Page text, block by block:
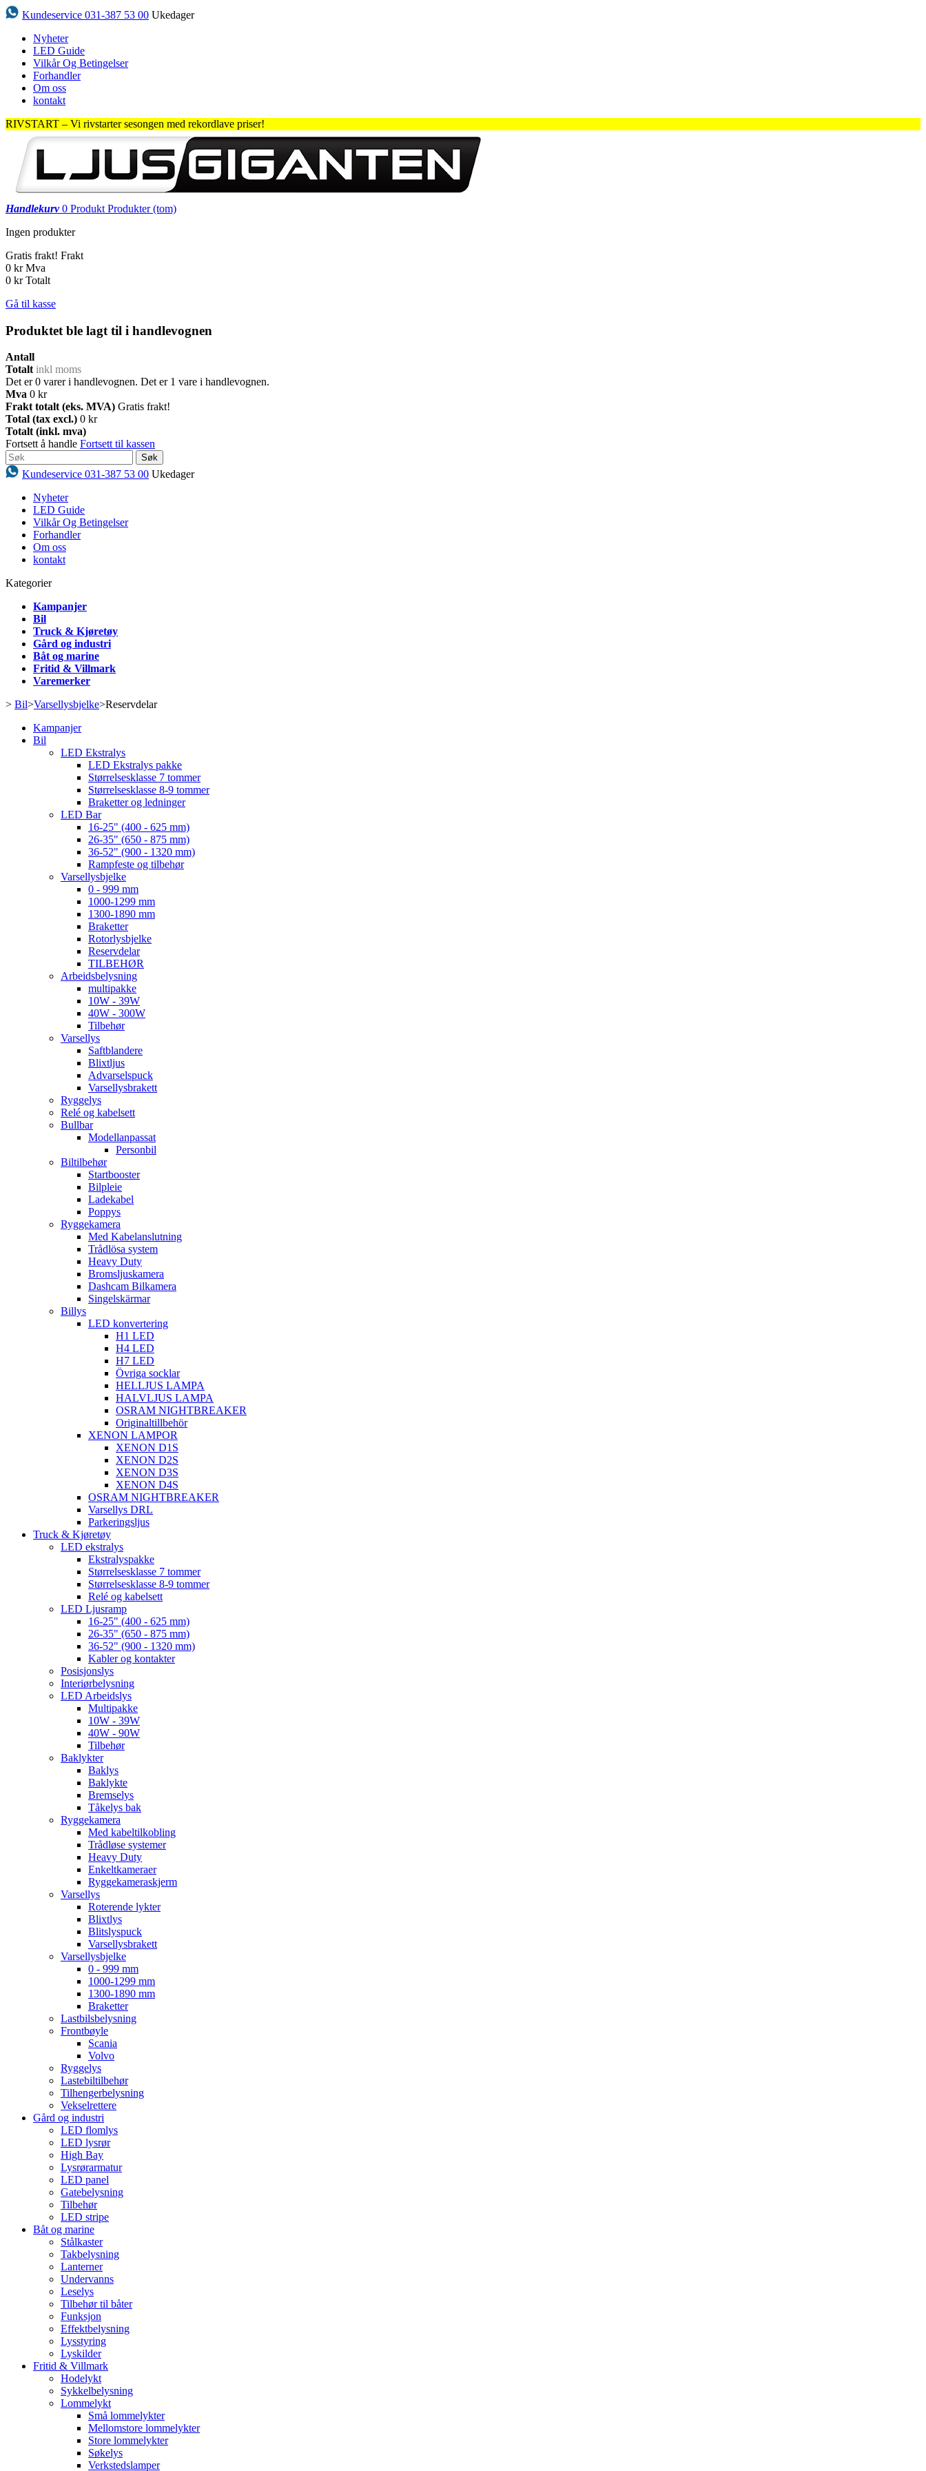
Kundeservice 031-387 53 00 Ukedager
Nyheter
LED Guide
Vilkår Og Betingelser
Forhandler
Om oss
kontakt
RIVSTART – Vi rivstarter sesongen med rekordlave priser!
Handlekurv 0 Produkt Produkter (tom)
Ingen produkter
Gratis frakt! Frakt
0 kr Mva
0 kr Totalt
Gå til kasse
Produktet ble lagt til i handlevognen
Antall
Totalt inkl moms
Det er0 varer i handlevognen. Det er 1 vare i handlevognen.
Mva 0 kr
Frakt totalt (eks. MVA) Gratis frakt!
Total (tax excl.) 0 kr
Totalt (inkl. mva)
Fortsett å handle Fortsett til kassen
Søk
Kundeservice 031-387 53 00 Ukedager
Nyheter
LED Guide
Vilkår Og Betingelser
Forhandler
Om oss
kontakt
Kategorier
Kampanjer
Bil
Truck & Kjøretøy
Gård og industri
Båt og marine
Fritid & Villmark
Varemerker
> Bil>Varsellysbjelke>Reservdelar
Kampanjer
Bil
LED Ekstralys
LED Ekstralys pakke
Størrelsesklasse 7 tommer
Størrelsesklasse 8-9 tommer
Braketter og ledninger
LED Bar
16-25" (400 - 625 mm)
26-35" (650 - 875 mm)
36-52" (900 - 1320 mm)
Rampfeste og tilbehør
Varsellysbjelke
0 - 999 mm
1000-1299 mm
1300-1890 mm
Braketter
Rotorlysbjelke
Reservdelar
TILBEHØR
Arbeidsbelysning
multipakke
10W - 39W
40W - 300W
Tilbehør
Varsellys
Saftblandere
Blixtljus
Advarselspuck
Varsellysbrakett
Ryggelys
Relé og kabelsett
Bullbar
Modellanpassat
Personbil
Biltilbehør
Startbooster
Bilpleie
Ladekabel
Poppys
Ryggekamera
Med Kabelanslutning
Trådlösa system
Heavy Duty
Bromsljuskamera
Dashcam Bilkamera
Singelskärmar
Billys
LED konvertering
H1 LED
H4 LED
H7 LED
Övriga socklar
HELLJUS LAMPA
HALVLJUS LAMPA
OSRAM NIGHTBREAKER
Originaltillbehör
XENON LAMPOR
XENON D1S
XENON D2S
XENON D3S
XENON D4S
OSRAM NIGHTBREAKER
Varsellys DRL
Parkeringsljus
Truck & Kjøretøy
LED ekstralys
Ekstralyspakke
Størrelsesklasse 7 tommer
Størrelsesklasse 8-9 tommer
Relé og kabelsett
LED Ljusramp
16-25" (400 - 625 mm)
26-35" (650 - 875 mm)
36-52" (900 - 1320 mm)
Kabler og kontakter
Posisjonslys
Interiørbelysning
LED Arbeidslys
Multipakke
10W - 39W
40W - 90W
Tilbehør
Baklykter
Baklys
Baklykte
Bremselys
Tåkelys bak
Ryggekamera
Med kabeltilkobling
Trådløse systemer
Heavy Duty
Enkeltkameraer
Ryggekameraskjerm
Varsellys
Roterende lykter
Blixtlys
Blitslyspuck
Varsellysbrakett
Varsellysbjelke
0 - 999 mm
1000-1299 mm
1300-1890 mm
Braketter
Lastbilsbelysning
Frontbøyle
Scania
Volvo
Ryggelys
Lastebiltilbehør
Tilhengerbelysning
Vekselrettere
Gård og industri
LED flomlys
LED lysrør
High Bay
Lysrørarmatur
LED panel
Gatebelysning
Tilbehør
LED stripe
Båt og marine
Stålkaster
Takbelysning
Lanterner
Undervanns
Leselys
Tilbehør til båter
Funksjon
Effektbelysning
Lysstyring
Lyskilder
Fritid & Villmark
Hodelykt
Sykkelbelysning
Lommelykt
Små lommelykter
Mellomstore lommelykter
Store lommelykter
Søkelys
Verkstedslamper